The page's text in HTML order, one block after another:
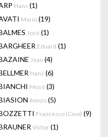
Hans (1)
Mario (19)
José (1)
Eduard (1)
Jean (4)
Hans (6)
Mosé (3)
Renzo (5)
Francesco (Cino) (9)
Victor (1)